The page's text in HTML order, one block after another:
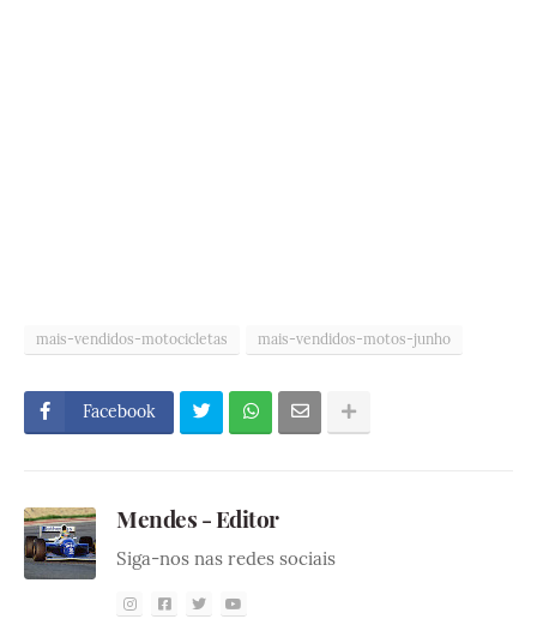
mais-vendidos-motocicletas mais-vendidos-motos-junho
Facebook
Mendes - Editor
Siga-nos nas redes sociais